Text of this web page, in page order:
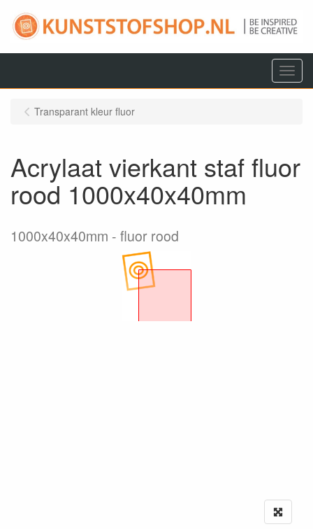
Menu
Transparant kleur fluor
Acrylaat vierkant staf fluor
rood 1000x40x40mm
1000x40x40mm fluor rood